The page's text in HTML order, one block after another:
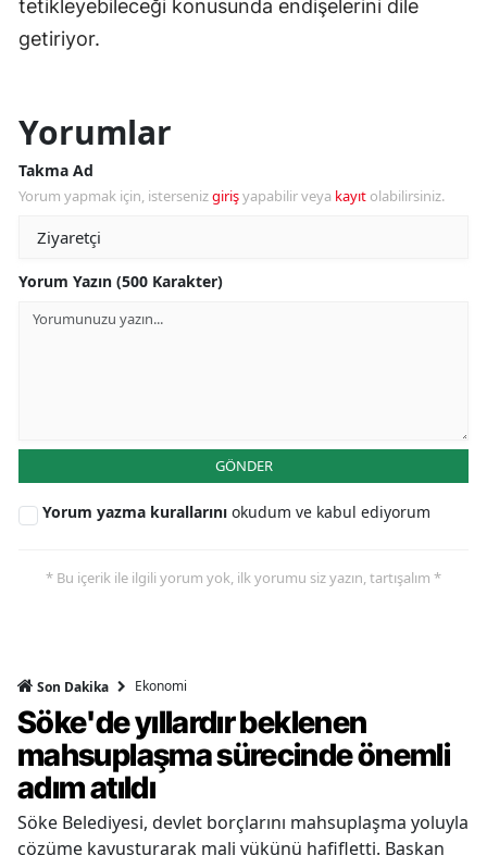
tetikleyebileceği konusunda endişelerini dile
getiriyor.
Yorumlar
Takma Ad
Yorum yapmak için, istersenizgirişyapabilir veya kayıt olabilirsiniz.
Yorum Yazın (500 Karakter)
GÖNDER
Yorum yazma kurallarını okudum ve kabul ediyorum
* Bu içerik ile ilgili yorum yok, ilk yorumu siz yazın, tartışalım *
Son Dakika Ekonomi
Söke'de yıllardır beklenen
mahsuplaşma sürecinde önemli
adım atıldı
Söke Belediyesi, devlet borçlarını mahsuplaşma yoluyla
çözüme kavuşturarak mali yükünü hafifletti. Başkan